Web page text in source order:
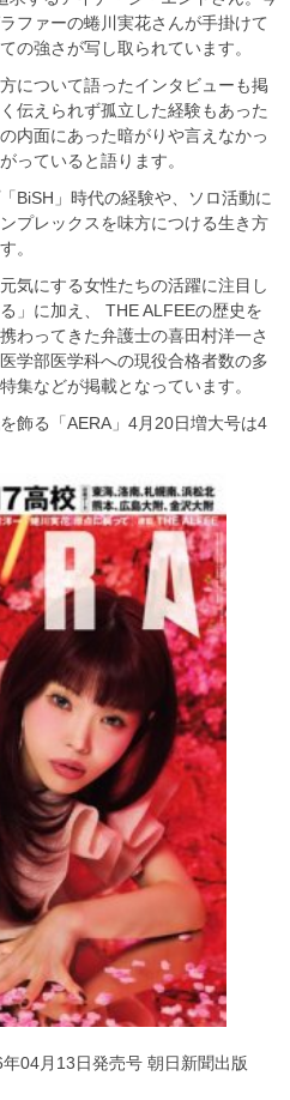
ファーの蜷川実花さんが手掛けて
の強さが写し取られています。
について語ったインタビューも掲
伝えられず孤立した経験もあった
内面にあった暗がりや言えなかっ
っていると語ります。
BiSH」時代の経験や、ソロ活動に
プレックスを味方につける生き方
。
気にする女性たちの活躍に注目し
」に加え、 THE ALFEEの歴史を
わってきた弁護士の喜田村洋一さ
学部医学科への現役合格者数の多
集などが掲載となっています。
飾る「AERA」4月20日増大号は4
04月13日発売号 朝日新聞出版